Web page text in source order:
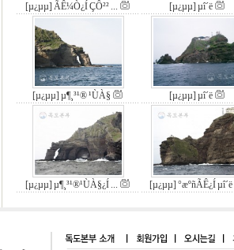
[µ¿µµ] ÃÊ¼Ò¿Í ÇÔ²² ... [µ¿µµ] µî´ë
[µ¿µµ] µ¶¸³¹® ¹ÙÀ§ [µ¿µµ] µî´ë
[µ¿µµ] µ¶¸³¹®¹ÙÀ§¿Í ... [µ¿µµ] °æºñÃÊ¿Í µî´ë